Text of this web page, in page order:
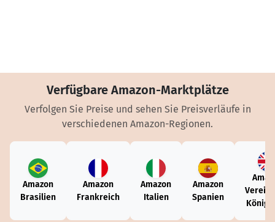
Verfügbare Amazon-Marktplätze
Verfolgen Sie Preise und sehen Sie Preisverläufe in
verschiedenen Amazon-Regionen.
Amazon
Brasilien
Amazon
Frankreich
Amazon
Italien
Amazon
Spanien